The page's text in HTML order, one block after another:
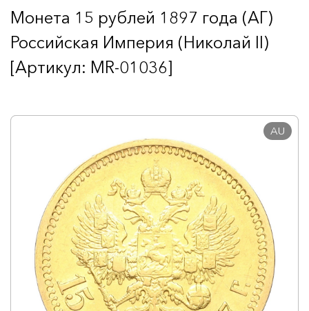
Монета 15 рублей 1897 года (АГ)
Российская Империя (Николай II)
[Артикул: MR-01036]
AU